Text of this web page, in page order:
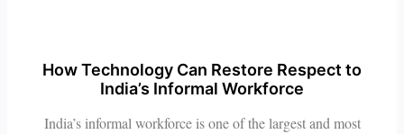
How Technology Can Restore Respect to
India’s Informal Workforce
India’s informal workforce is one of the largest and most